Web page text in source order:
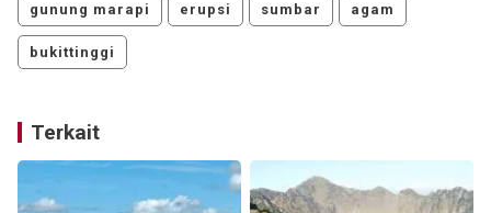
gunung marapi erupsi sumbar agam
bukittinggi
Terkait